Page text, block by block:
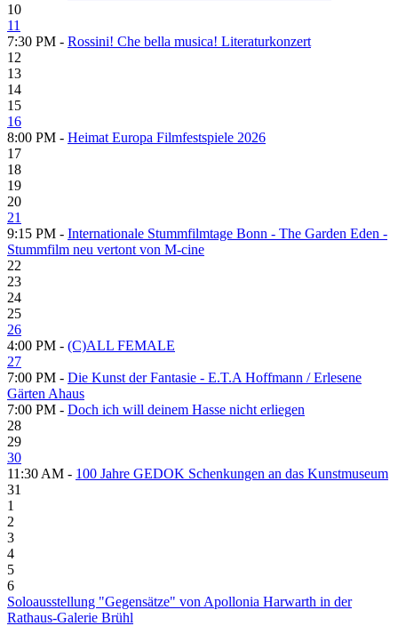
10
11
7:30 PM - Rossini! Che bella musica! Literaturkonzert
12
13
14
15
16
8:00 PM - Heimat Europa Filmfestspiele 2026
17
18
19
20
21
9:15 PM - Internationale Stummfilmtage Bonn - The Garden Eden -
Stummfilm neu vertont von M-cine
22
23
24
25
26
4:00 PM - (C)ALL FEMALE
27
7:00 PM - Die Kunst der Fantasie - E.T.A Hoffmann / Erlesene
Gärten Ahaus
7:00 PM - Doch ich will deinem Hasse nicht erliegen
28
29
30
11:30 AM - 100 Jahre GEDOK Schenkungen an das Kunstmuseum
31
1
2
3
4
5
6
Soloausstellung "Gegensätze" von Apollonia Harwarth in der
Rathaus-Galerie Brühl